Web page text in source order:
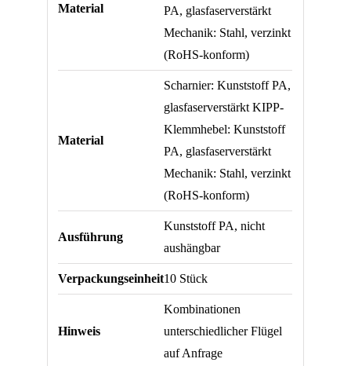
Material
PA, glasfaserverstärkt
Mechanik: Stahl, verzinkt
(RoHS-konform)
Material
Scharnier: Kunststoff PA,
glasfaserverstärkt KIPP-
Klemmhebel: Kunststoff
PA, glasfaserverstärkt
Mechanik: Stahl, verzinkt
(RoHS-konform)
Ausführung
Kunststoff PA, nicht
aushängbar
Verpackungseinheit10 Stück
Hinweis
Kombinationen
unterschiedlicher Flügel
auf Anfrage